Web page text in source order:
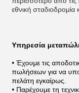
εθνική σταδιοδρομία
Υπηρεσία
• Έχουμε τις
πωλήσεων για να
πελάτη εγκαίρως.
• Παρέχουμε τη